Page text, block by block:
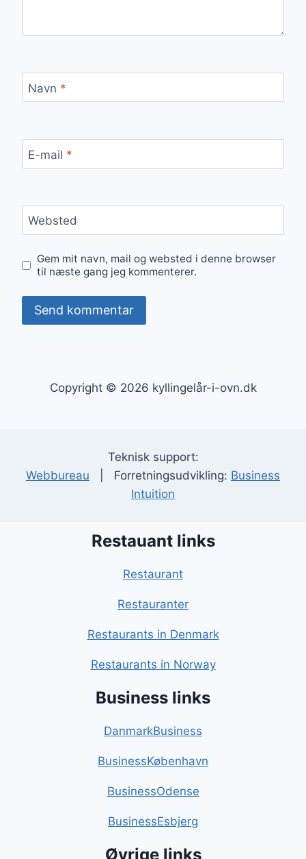
Navn *
E-mail *
Websted
Gem mit navn, mail og websted i denne browser
til næste gang jeg kommenterer.
Copyright © 2026 kyllingelår-i-ovn.dk
Teknisk support:
Webbureau | Forretningsudvikling: Business
Intuition
Restauant links
Restaurant
Restauranter
Restaurants in Denmark
Restaurants in Norway
Business links
DanmarkBusiness
BusinessKøbenhavn
BusinessOdense
BusinessEsbjerg
Øvrige links